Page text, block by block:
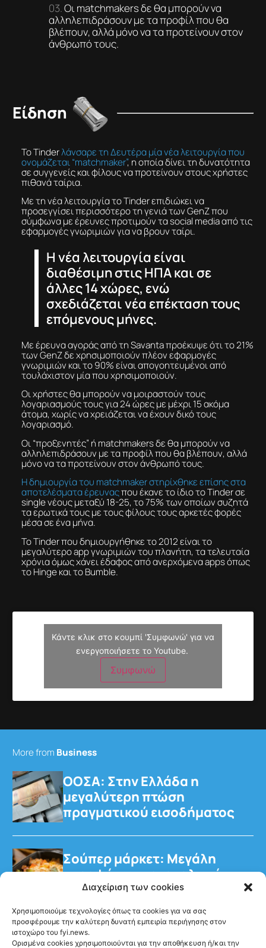
Διαχείριση των cookies
Χρησιμοποιούμε τεχνολογίες όπως τα cookies για να σας
προσφέρουμε την καλύτερη δυνατή εμπειρία περιήγησης στον
ιστοχώρο του fyi.news.
Ορισμένα cookies χρησιμοποιούνται για την αποθήκευση ή/και την
Οι matchmakers δε θα μπορούν να
αλληλεπιδράσουν με τα προφίλ που θα
βλέπουν, αλλά μόνο να τα προτείνουν στον
άνθρωπό τους.
Είδηση
Το Tinderλάνσαρε τη Δευτέρα μία νέα λειτουργία που
ονομάζεται “matchmaker”, η οποία δίνει τη δυνατότητα
σε συγγενείς και φίλους να προτείνουν στους χρήστες
πιθανά ταίρια.
Με τη νέα λειτουργία το Tinder επιδιώκει να
προσεγγίσει περισσότερο τη γενιά των GenZ που
σύμφωνα με έρευνες προτιμούν τα social media από τις
εφαρμογές γνωριμιών για να βρουν ταίρι.
Η νέα λειτουργία είναι
διαθέσιμη στις ΗΠΑ και σε
άλλες 14 χώρες, ενώ
σχεδιάζεται νέα επέκταση τους
επόμενους μήνες.
Με έρευνα αγοράς από τη Savanta προέκυψε ότι το 21%
των GenZ δε χρησιμοποιούν πλέον εφαρμογές
γνωριμιών και το 90% είναι απογοητευμένοι από
τουλάχιστον μία που χρησιμοποιούν.
Οι χρήστες θα μπορούν να μοιραστούν τους
λογαριασμούς τους για 24 ώρες με μέχρι 15 ακόμα
άτομα, χωρίς να χρειάζεται να έχουν δικό τους
λογαριασμό.
Οι “προξενητές” ή matchmakers δε θα μπορούν να
αλληλεπιδράσουν με τα προφίλ που θα βλέπουν, αλλά
μόνο να τα προτείνουν στον άνθρωπό τους.
Η δημιουργία του matchmaker στηρίχθηκε επίσης στα
αποτελέσματα έρευναςπου έκανε το ίδιο το Tinder σε
single νέους μεταξύ 18-25, το 75% των οποίων συζητά
τα ερωτικά τους με τους φίλους τους αρκετές φορές
μέσα σε ένα μήνα.
To Tinder που δημιουργήθηκε το 2012 είναι το
μεγαλύτερο app γνωριμιών του πλανήτη, τα τελευταία
χρόνια όμως χάνει έδαφος από ανερχόμενα apps όπως
το Hinge και το Bumble.
Κάντε κλικ στο κουμπί 'Συμφωνώ' για να
ενεργοποιήσετε το Youtube.
Συμφωνώ
More from Business
ΟΟΣΑ: Στην Ελλάδα η
μεγαλύτερη πτώση
πραγματικού εισοδήματος
Σούπερ μάρκετ: Μεγάλη
στροφή των καταναλωτών
στα έτοιμα γεύματα